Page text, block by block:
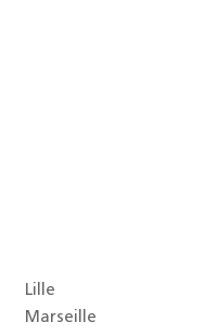
Lille
Marseille